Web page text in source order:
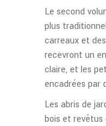
Le second
plus
carreaux et
recevront un
claire, et les
encadrées par
Les abris de
bois et revêtus